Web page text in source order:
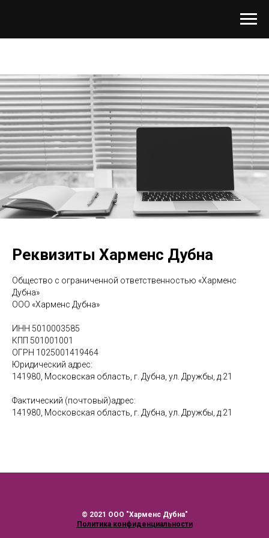
Реквизиты Харменс Дубна
Общество с ограниченной ответственностью «Харменс
Дубна»
ООО «Харменс Дубна»
ИНН 5010003585
КПП 501001001
ОГРН 1025001419464
Юридический адрес:
141980, Московская область, г. Дубна, ул. Дружбы, д.21
Фактический (почтовый)адрес:
141980, Московская область, г. Дубна, ул. Дружбы, д.21
© 2021 ООО "Харменс Дубна"
Политика конфиденциальности